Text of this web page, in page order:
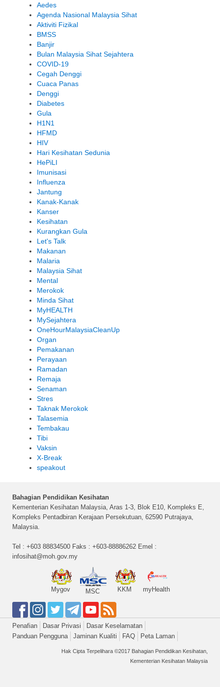
Aedes
Agenda Nasional Malaysia Sihat
Aktiviti Fizikal
BMSS
Banjir
Bulan Malaysia Sihat Sejahtera
COVID-19
Cegah Denggi
Cuaca Panas
Denggi
Diabetes
Gula
H1N1
HFMD
HIV
Hari Kesihatan Sedunia
HePiLI
Imunisasi
Influenza
Jantung
Kanak-Kanak
Kanser
Kesihatan
Kurangkan Gula
Let's Talk
Makanan
Malaria
Malaysia Sihat
Mental
Merokok
Minda Sihat
MyHEALTH
MySejahtera
OneHourMalaysiaCleanUp
Organ
Pemakanan
Perayaan
Ramadan
Remaja
Senaman
Stres
Taknak Merokok
Talasemia
Tembakau
Tibi
Vaksin
X-Break
speakout
Bahagian Pendidikan Kesihatan
Kementerian Kesihatan Malaysia, Aras 1-3, Blok E10, Kompleks E,
Kompleks Pentadbiran Kerajaan Persekutuan, 62590 Putrajaya,
Malaysia.
Tel : +603 88834500 Faks : +603-88886262 Emel :
infosihat@moh.gov.my
Mygov MSC KKM myHealth
Penafian Dasar Privasi
Dasar Keselamatan
Panduan Pengguna
Jaminan Kualiti FAQ Peta Laman
Hak Cipta Terpelihara ©2017 Bahagian Pendidikan Kesihatan,
Kementerian Kesihatan Malaysia